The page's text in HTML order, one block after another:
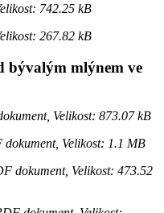
742.25 kB
267.82 kB
bývalým mlýnem ve
Velikost: 873.07 kB
Velikost: 1.1 MB
dokument, Velikost: 473.52